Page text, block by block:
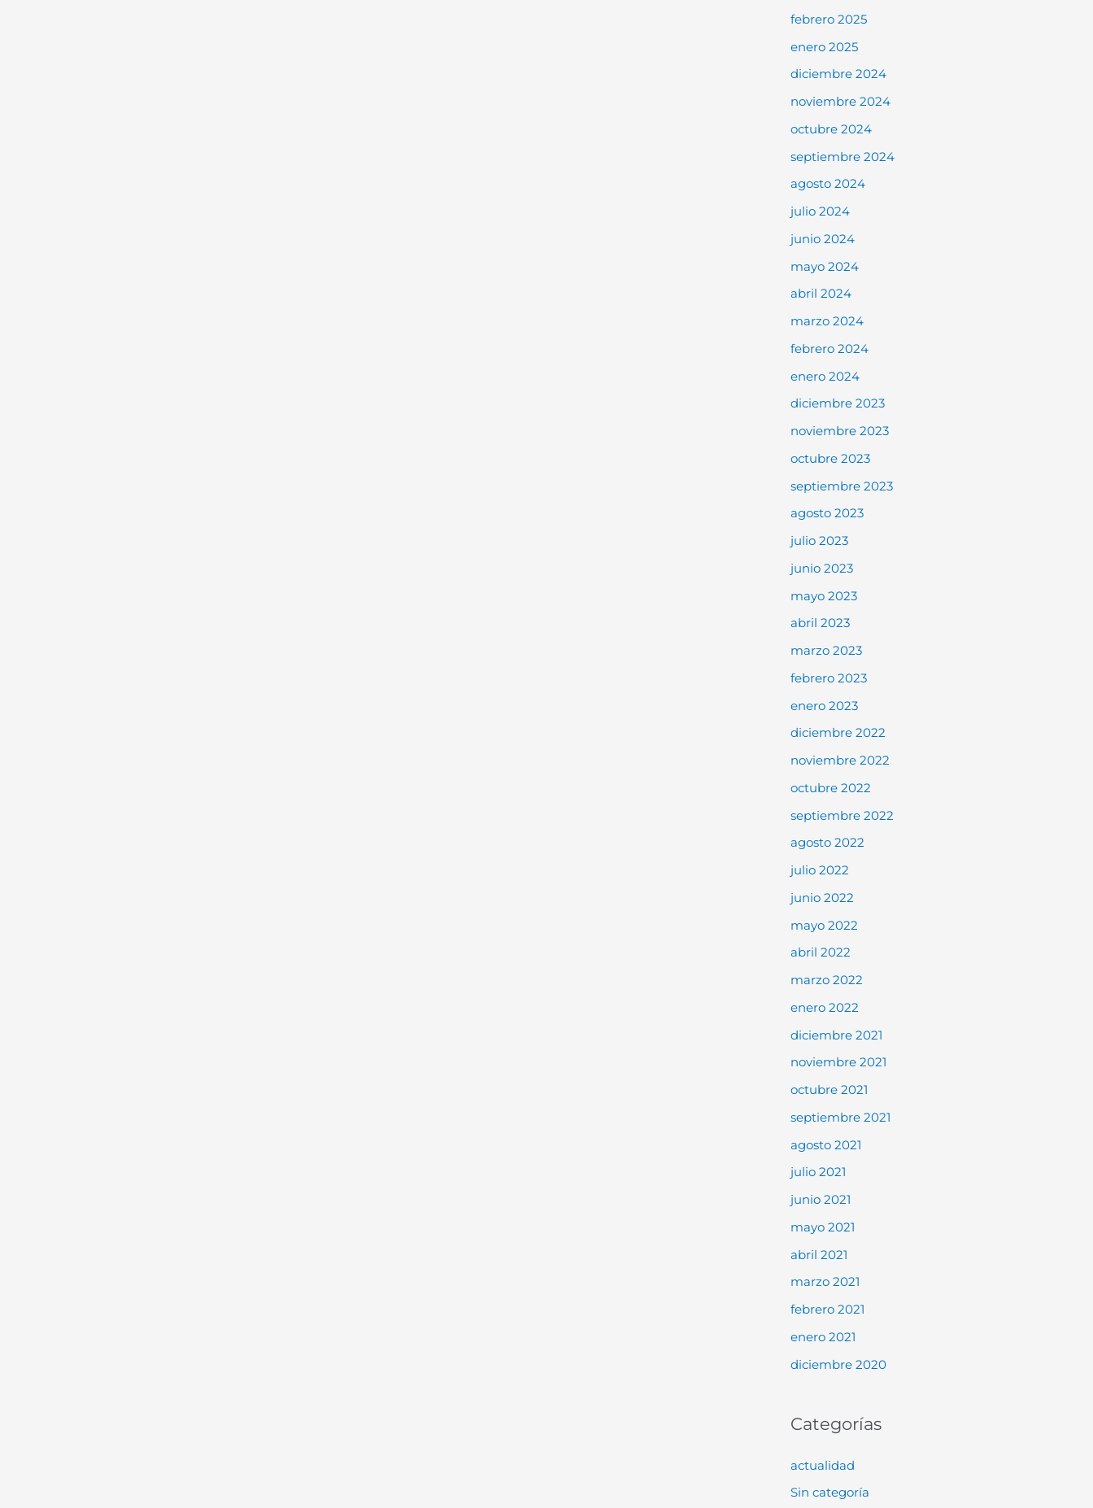
febrero 2025
enero 2025
diciembre 2024
noviembre 2024
octubre 2024
septiembre 2024
agosto 2024
julio 2024
junio 2024
mayo 2024
abril 2024
marzo 2024
febrero 2024
enero 2024
diciembre 2023
noviembre 2023
octubre 2023
septiembre 2023
agosto 2023
julio 2023
junio 2023
mayo 2023
abril 2023
marzo 2023
febrero 2023
enero 2023
diciembre 2022
noviembre 2022
octubre 2022
septiembre 2022
agosto 2022
julio 2022
junio 2022
mayo 2022
abril 2022
marzo 2022
enero 2022
diciembre 2021
noviembre 2021
octubre 2021
septiembre 2021
agosto 2021
julio 2021
junio 2021
mayo 2021
abril 2021
marzo 2021
febrero 2021
enero 2021
diciembre 2020
Categorías
actualidad
Sin categoría